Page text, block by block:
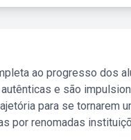
ao progresso dos
e são
para se tornarem
por renomadas